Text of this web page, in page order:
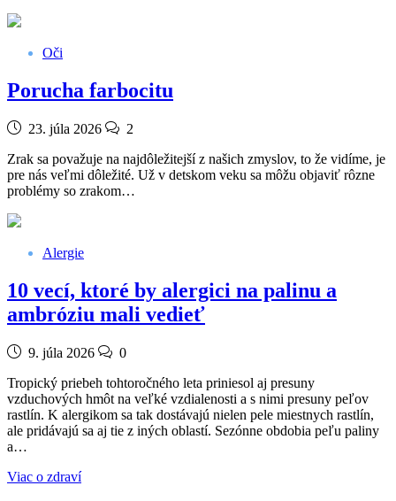
Oči
Porucha farbocitu
23. júla 2026
2
Zrak sa považuje na najdôležitejší z našich zmyslov, to že vidíme, je
pre nás veľmi dôležité. Už v detskom veku sa môžu objaviť rôzne
problémy so zrakom…
Alergie
10 vecí, ktoré by alergici na palinu a
ambróziu mali vedieť
9. júla 2026
0
Tropický priebeh tohtoročného leta priniesol aj presuny
vzduchových hmôt na veľké vzdialenosti a s nimi presuny peľov
rastlín. K alergikom sa tak dostávajú nielen pele miestnych rastlín,
ale pridávajú sa aj tie z iných oblastí. Sezónne obdobia peľu paliny
a…
Viac o zdraví